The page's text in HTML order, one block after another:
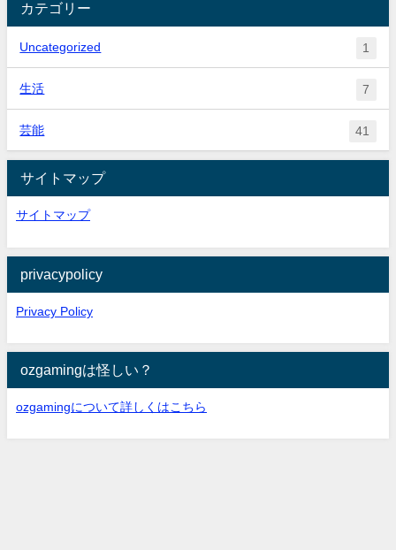
カテゴリー
Uncategorized 1
生活 7
芸能 41
サイトマップ
サイトマップ
privacypolicy
Privacy Policy
ozgamingは怪しい？
ozgamingについて詳しくはこちら